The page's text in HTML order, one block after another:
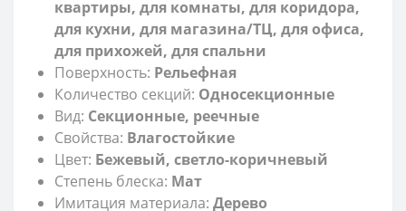
квартиры, для комнаты, для коридора,
для кухни, для магазина/ТЦ, для офиса,
для прихожей, для спальни
Поверхность: Рельефная
Количество секций: Односекционные
Вид: Секционные, реечные
Свойства: Влагостойкие
Цвет: Бежевый, светло-коричневый
Степень блеска: Мат
Имитация материала: Дерево